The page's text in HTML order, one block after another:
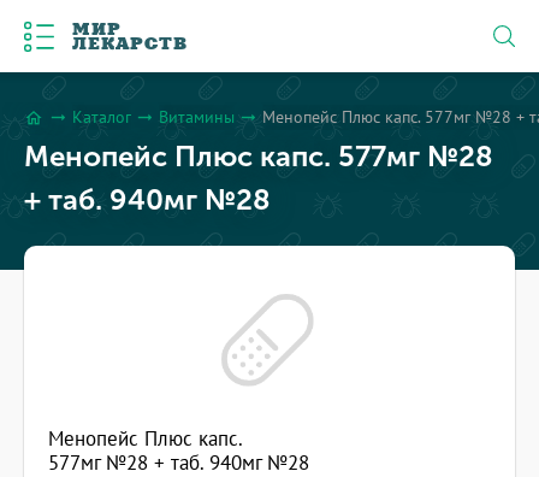
МИР
ЛЕКАРСТВ
home arrow_right_alt Каталог arrow_right_alt Витамины arrow_right_alt Менопейс Плюс капс. 577мг №28 +
Менопейс Плюс капс. 577мг №28
+ таб. 940мг №28
Менопейс Плюс капс.
577мг №28 + таб. 940мг №28